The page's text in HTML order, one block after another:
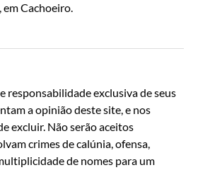
em Cachoeiro.
responsabilidade exclusiva de seus
a opinião deste site, e nos
excluir. Não serão aceitos
crimes de calúnia, ofensa,
de nomes para um